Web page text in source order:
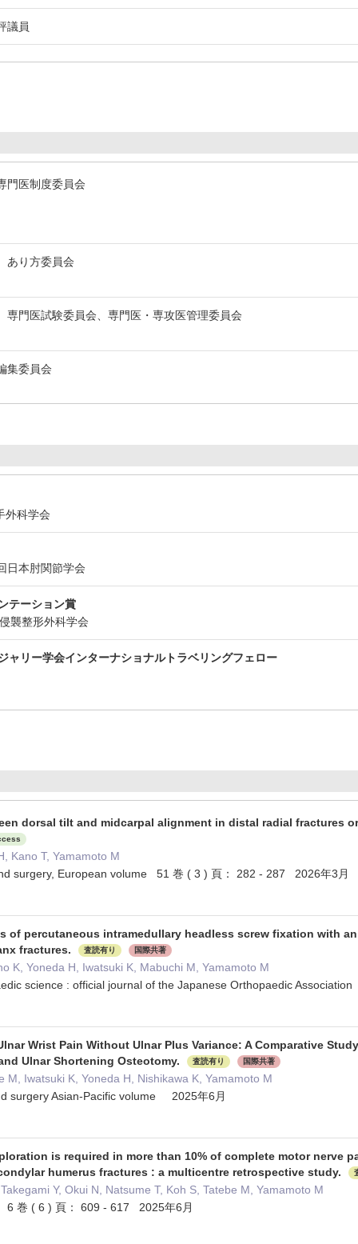
議員
門医制度委員会
あり方委員会
門医試験委員会、専門医・専攻医管理委員会
集委員会
外科学会
本肘関節学会
テーション賞
襲整形外科学会
ャリー学会インターナショナルトラベリングフェロー
dorsal tilt and midcarpal alignment in distal radial fractures
Kano T, Yamamoto M
surgery, European volume 51 巻 ( 3 ) 頁： 282 - 287 2026年3月
of percutaneous intramedullary headless screw fixation with
fractures.
査読有り 国際共著
K, Yoneda H, Iwatsuki K, Mabuchi M, Yamamoto M
science : official journal of the Japanese Orthopaedic
Wrist Pain Without Ulnar Plus Variance: A Comparative
Ulnar Shortening Osteotomy.
査読有り 国際共著
M, Iwatsuki K, Yoneda H, Nishikawa K, Yamamoto M
surgery Asian-Pacific volume 2025年6月
is required in more than 10% of complete motor nerve
humerus fractures : a multicentre retrospective study.
Y, Okui N, Natsume T, Koh S, Tatebe M, Yamamoto M
6 巻 ( 6 ) 頁： 609 - 617 2025年6月